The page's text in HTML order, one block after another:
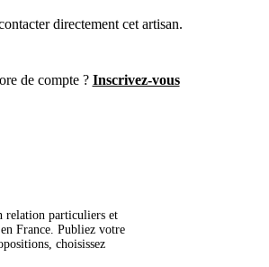
directement cet artisan.
de compte ? Inscrivez-vous
relation particuliers et
France. Publiez votre
choisissez